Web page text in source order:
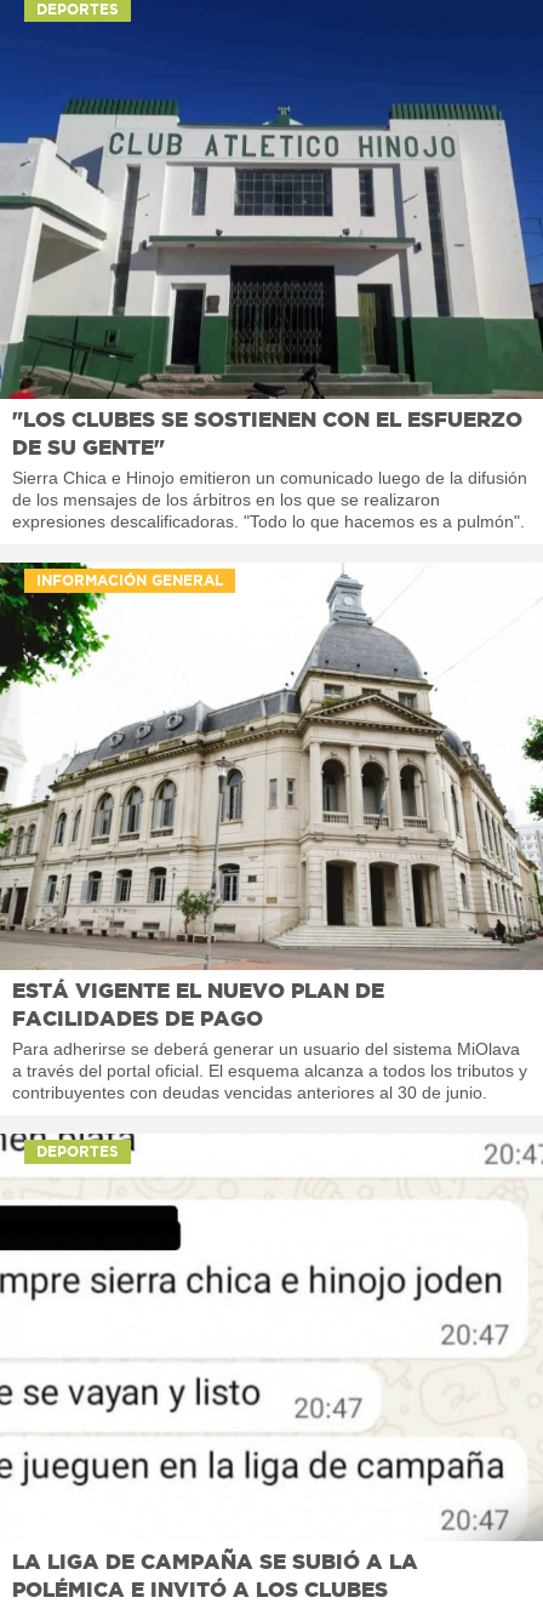
DEPORTES
"LOS CLUBES SE SOSTIENEN CON EL ESFUERZO
DE SU GENTE"
Sierra Chica e Hinojo emitieron un comunicado luego de la difusión
de los mensajes de los árbitros en los que se realizaron
expresiones descalificadoras. "Todo lo que hacemos es a pulmón".
INFORMACIÓN GENERAL
ESTÁ VIGENTE EL NUEVO PLAN DE
FACILIDADES DE PAGO
Para adherirse se deberá generar un usuario del sistema MiOlava
a través del portal oficial. El esquema alcanza a todos los tributos y
contribuyentes con deudas vencidas anteriores al 30 de junio.
DEPORTES
LA LIGA DE CAMPAÑA SE SUBIÓ A LA
POLÉMICA E INVITÓ A LOS CLUBES